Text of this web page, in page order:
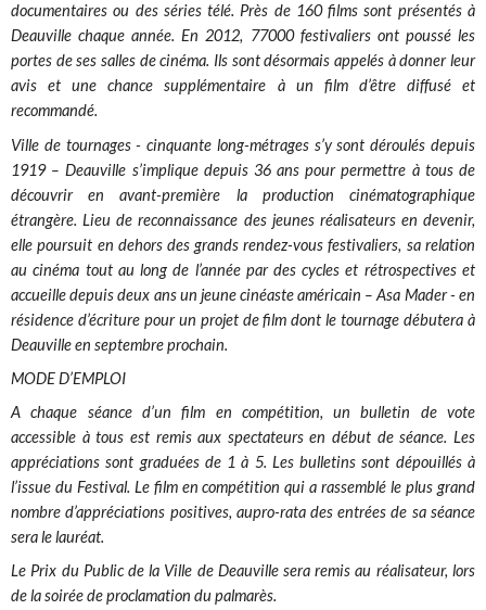
documentaires ou des séries télé. Près de 160 films sont présentés à
Deauville chaque année. En 2012, 77000 festivaliers ont poussé les
portes de ses salles de cinéma. Ils sont désormais appelés à donner leur
avis et une chance supplémentaire à un film d’être diffusé et
recommandé.
Ville de tournages - cinquante long-métrages s’y sont déroulés depuis
1919 – Deauville s’implique depuis 36 ans pour permettre à tous de
découvrir en avant-première la production cinématographique
étrangère. Lieu de reconnaissance des jeunes réalisateurs en devenir,
elle poursuit en dehors des grands rendez-vous festivaliers, sa relation
au cinéma tout au long de l’année par des cycles et rétrospectives et
accueille depuis deux ans un jeune cinéaste américain – Asa Mader - en
résidence d’écriture pour un projet de film dont le tournage débutera à
Deauville en septembre prochain.
MODE D’EMPLOI
A chaque séance d’un film en compétition, un bulletin de vote
accessible à tous est remis aux spectateurs en début de séance. Les
appréciations sont graduées de 1 à 5. Les bulletins sont dépouillés à
l’issue du Festival. Le film en compétition qui a rassemblé le plus grand
nombre d’appréciations positives, aupro-rata des entrées de sa séance
sera le lauréat.
Le Prix du Public de la Ville de Deauville sera remis au réalisateur, lors
de la soirée de proclamation du palmarès.